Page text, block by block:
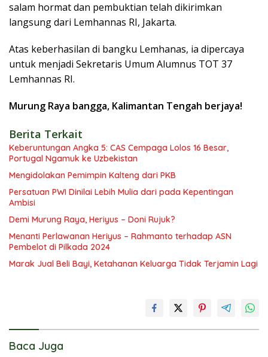
salam hormat dan pembuktian telah dikirimkan
langsung dari Lemhannas RI, Jakarta.
Atas keberhasilan di bangku Lemhanas, ia dipercaya
untuk menjadi Sekretaris Umum Alumnus TOT 37
Lemhannas RI.
Murung Raya bangga, Kalimantan Tengah berjaya!
Berita Terkait
Keberuntungan Angka 5: CAS Cempaga Lolos 16 Besar,
Portugal Ngamuk ke Uzbekistan
Mengidolakan Pemimpin Kalteng dari PKB
Persatuan PWI Dinilai Lebih Mulia dari pada Kepentingan
Ambisi
Demi Murung Raya, Heriyus – Doni Rujuk?
Menanti Perlawanan Heriyus – Rahmanto terhadap ASN
Pembelot di Pilkada 2024
Marak Jual Beli Bayi, Ketahanan Keluarga Tidak Terjamin Lagi
Baca Juga